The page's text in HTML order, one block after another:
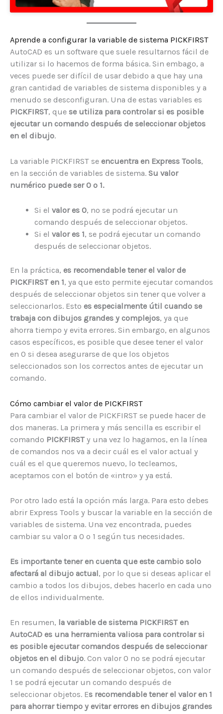
Aprende a configurar la variable de sistema PICKFIRST
AutoCAD es un software que suele resultarnos fácil de
utilizar si lo hacemos de forma básica. Sin embago, a
veces puede ser difícil de usar debido a que hay una
gran cantidad de variables de sistema disponibles y a
menudo se desconfiguran. Una de estas variables es
PICKFIRST, que se utiliza para controlar si es posible
ejecutar un comando después de seleccionar objetos
en el dibujo.
La variable PICKFIRST se encuentra en Express Tools,
en la sección de variables de sistema. Su valor
numérico puede ser 0 o 1.
Si elvalor es 0, no se podrá ejecutar un
comando después de seleccionar objetos.
Si elvalor es 1, se podrá ejecutar un comando
después de seleccionar objetos.
En la práctica, es recomendable tener el valor de
PICKFIRST en 1, ya que esto permite ejecutar comandos
después de seleccionar objetos sin tener que volver a
seleccionarlos. Esto es especialmente útil cuando se
trabaja con dibujos grandes y complejos, ya que
ahorra tiempo y evita errores. Sin embargo, en algunos
casos específicos, es posible que desee tener el valor
en 0 si desea asegurarse de que los objetos
seleccionados son los correctos antes de ejecutar un
comando.
Cómo cambiar el valor de PICKFIRST
Para cambiar el valor de PICKFIRST se puede hacer de
dos maneras. La primera y más sencilla es escribir el
comando PICKFIRST y una vez lo hagamos, en la línea
de comandos nos va a decir cuál es el valor actual y
cuál es el que queremos nuevo, lo tecleamos,
aceptamos con el botón de «intro» y ya está.
Por otro lado está la opción más larga. Para esto debes
abrir Express Tools y buscar la variable en la sección de
variables de sistema. Una vez encontrada, puedes
cambiar su valor a 0 o 1 según tus necesidades.
Es importante tener en cuenta que este cambio solo
afectará al dibujo actual, por lo que si deseas aplicar el
cambio a todos los dibujos, debes hacerlo en cada uno
de ellos individualmente.
En resumen, la variable de sistema PICKFIRST en
AutoCAD es una herramienta valiosa para controlar si
es posible ejecutar comandos después de seleccionar
objetos en el dibujo. Con valor 0 no se podrá ejecutar
un comando después de seleccionar objetos, con valor
1 se podrá ejecutar un comando después de
seleccionar objetos. Es recomendable tener el valor en 1
para ahorrar tiempo y evitar errores en dibujos grandes